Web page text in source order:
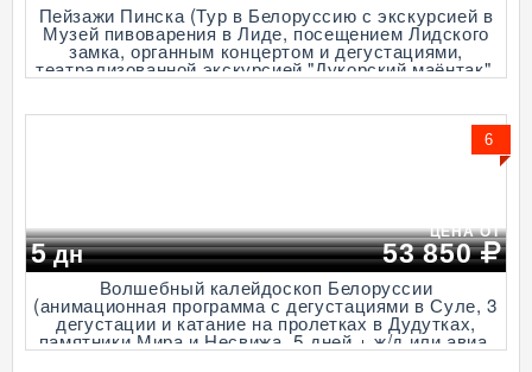
Пейзажи Пинска (Тур в Белоруссию с экскурсией в
Музей пивоварения в Лиде, посещением Лидского
замка, органным концертом и дегустациями,
театрализованной экскурсией "Дукорский маёнтак",
6 дней + ж/д или авиа)
6
5дн
ЦЕНА ОТ
53 850
Волшебный калейдоскоп Белоруссии
(анимационная программа с дегустациями в Суле, 3
дегустации и катание на пролетках в Дудутках,
памятники Мира и Несвижа, 5 дней + ж/д или авиа,
январь-декабрь)